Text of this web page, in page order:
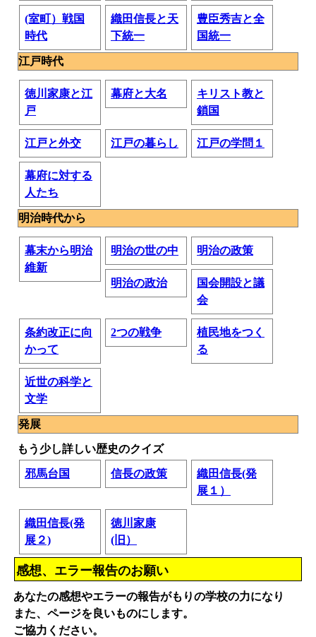
(室町）戦国
時代
織田信長と天
下統一
豊臣秀吉と全
国統一
江戸時代
徳川家康と江
戸
幕府と大名
キリスト教と
鎖国
江戸と外交 江戸の暮らし 江戸の学問１
幕府に対する
人たち
明治時代から
幕末から明治
維新
明治の世の中 明治の政策
明治の政治
国会開設と議
会
条約改正に向
かって
2つの戦争
植民地をつく
る
近世の科学と
文学
発展
もう少し詳しい歴史のクイズ
邪馬台国 信長の政策
織田信長(発
展１）
織田信長(発
展２)
徳川家康
(旧）
感想、エラー報告のお願い
あなたの感想やエラーの報告がもりの学校の力になり
また、ページを良いものにします。
ご協力ください。